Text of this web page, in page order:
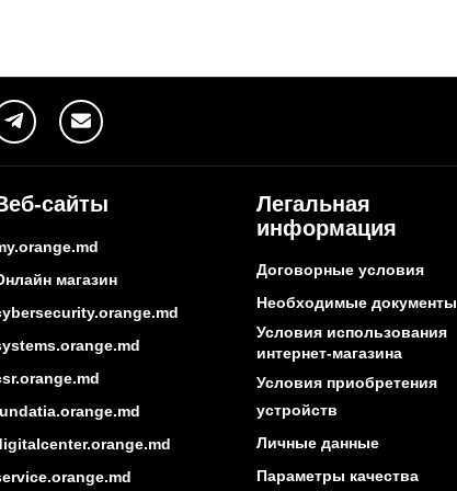
сайты
магазин
Легальная
информация
Договорные условия
Необходимые документы
Условия использования
интернет-магазина
Условия приобретения
устройств
Личные данные
Параметры качества